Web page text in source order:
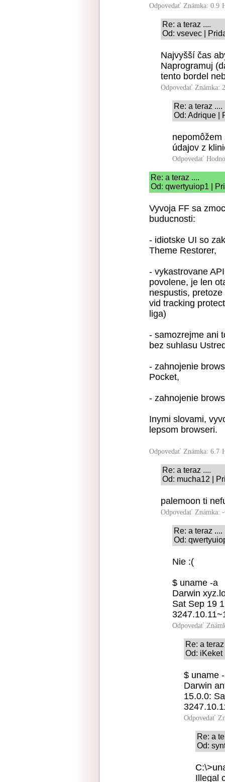
Odpovedať Známka: 0.9
Re: a teraz ....
Od: vsevec |
Najvyšší čas
Naprogramuj
tento bordel
Odpovedať Známka:
Re: a teraz ....
Od: Adrique |
údajov z
Odpovedať
Re: a teraz ....
Od: qwertyuiop1 |
Vyvoja FF sa
buducnosti:
- idiotske UI so
Theme Restorer,
- vykastrovane
povolene, je len
nespustis,
vid tracking
liga)
- samozrejme ani
bez suhlasu
- zahnojenie
Pocket,
- zahnojenie
Inymi slovami,
lepsom browseri.
Odpovedať Známka: 6.7
Re: a teraz ....
Od: mucha12 |
palemoon ti
Odpovedať Známka:
Re: a teraz ....
Od:
Nie :(
$ uname -a
Darwin
Sat Sep 19
Odpovedať
Re: a teraz
Od: iKeket
$ uname
Darwin
15.0.0:
Odpovedať
Re: a
Od:
Illegal